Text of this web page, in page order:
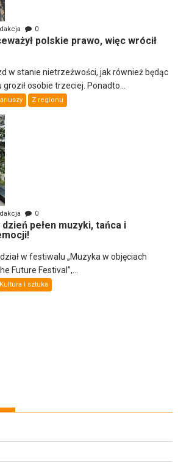
0
polskie prawo, więc wrócił
w stanie nietrzeźwości, jak również będąc
osobie trzeciej. Ponadto...
Z regionu
0
pełen muzyki, tańca i
w festiwalu „Muzyka w objęciach
Future Festival”,...
Kultura i sztuka